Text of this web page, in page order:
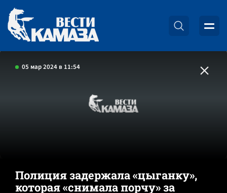
05 мар 2024 в 11:54
Полиция задержала «цыганку»,
которая «снимала порчу» за